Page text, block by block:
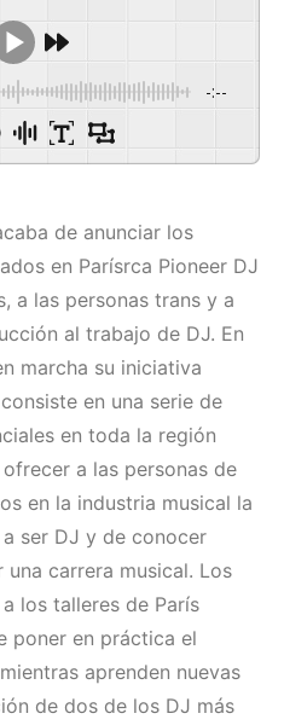
-:--
de anunciar los
en Parísrca Pioneer DJ
a las personas trans y a
al trabajo de DJ. En
marcha su iniciativa
en una serie de
en toda la región
a las personas de
en la industria musical la
ser DJ y de conocer
carrera musical. Los
los talleres de París
poner en práctica el
aprenden nuevas
de dos de los DJ más